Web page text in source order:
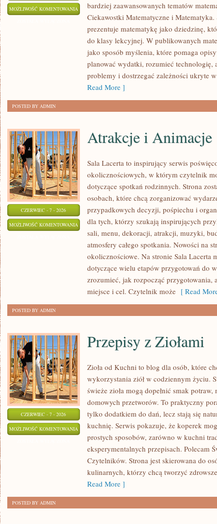
MOŻLIWOŚĆ KOMENTOWANIA ZABAWY
LICZBAMI
bardziej zaawansowanych tematów
Ciekawostki Matematyczne i
prezentuje matematykę jako dziedzinę,
do klasy lekcyjnej. W publikowanych
jako sposób myślenia, które pomaga
planować wydatki, rozumieć technologię,
problemy i dostrzegać zależności ukryte
Read More ]
POSTED BY ADMIN
CZERWIEC - 7 - 2026
MOŻLIWOŚĆ KOMENTOWANIA ATRAKCJE
ANIMACJE
Atrakcje i Animacje
Sala Lacerta to inspirujący serwis
okolicznościowych, w którym czytelnik
dotyczące spotkań rodzinnych. Strona
osobach, które chcą zorganizować
przypadkowych decyzji, pośpiechu i
dla tych, którzy szukają inspirujących
sali, menu, dekoracji, atrakcji, muzyki,
atmosfery całego spotkania. Nowości na
okolicznościowe. Na stronie Sala Lacerta
dotyczące wielu etapów przygotowań do
zrozumieć, jak rozpocząć przygotowania,
miejsce i cel. Czytelnik może [ Read
POSTED BY ADMIN
CZERWIEC - 7 - 2026
MOŻLIWOŚĆ KOMENTOWANIA PRZEPISY
ZIOŁAMI
Przepisy z Ziołami
Zioła od Kuchni to blog dla osób, które
wykorzystania ziół w codziennym życiu.
świeże zioła mogą dopełnić smak
domowych przetworów. To praktyczny
tylko dodatkiem do dań, lecz stają się
kuchnię. Serwis pokazuje, że koperek
prostych sposobów, zarówno w kuchni
eksperymentalnych przepisach. Polecam
Czytelników. Strona jest skierowana do
kulinarnych, którzy chcą tworzyć
Read More ]
POSTED BY ADMIN